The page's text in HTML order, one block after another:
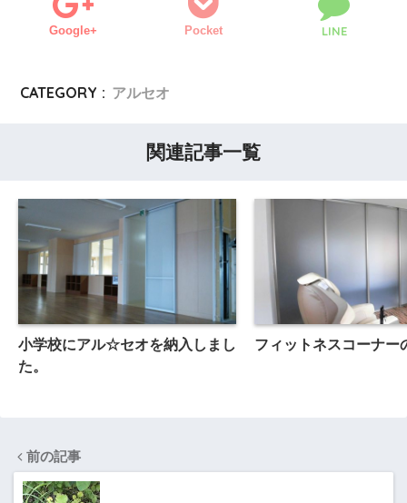
Google+ Pocket LINE
CATEGORY : アルセオ
関連記事一覧
小学校にアル☆セオを納入しまし
た。
フィットネスコーナー
前の記事